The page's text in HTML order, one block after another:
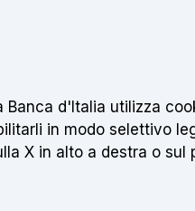
sui cookie:
Banca d'Italia utilizza
in modo selettivo
X in alto a destra o sul